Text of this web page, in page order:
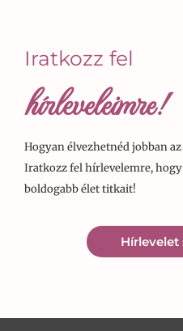
Iratkozz fel
hírleveleimre!
Hogyan élvezhetnéd jobban
Iratkozz fel hírlevelemre,
boldogabb élet titkait!
Hírlevelet